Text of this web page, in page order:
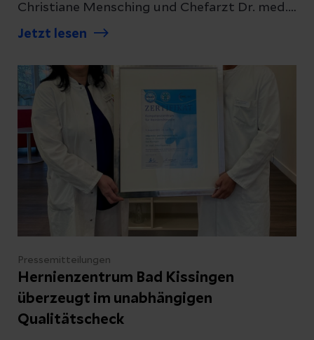
Christiane Mensching und Chefarzt Dr. med.
univ. Christian Nielson führen die Abteilung
bringen langjährige Erfahrung in der
Altersmedizin mit und wollen die geriatrische
Versorgung in Bad Kissingen weiter
etablieren.
Jetzt lesen
Pressemitteilungen
Hernienzentrum Bad Kissingen
überzeugt im unabhängigen
Qualitätscheck